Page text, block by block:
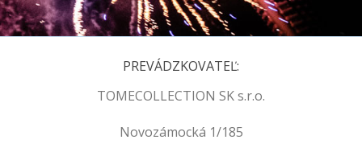
PREVÁDZKOVATEĽ:
TOMECOLLECTION SK s.r.o.
Novozámocká 1/185